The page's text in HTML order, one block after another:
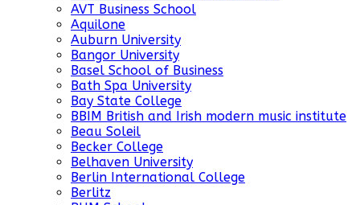
AVT Business School
Aquilone
Auburn University
Bangor University
Basel School of Business
Bath Spa University
Bay State College
BBIM British and Irish modern music institute
Beau Soleil
Becker College
Belhaven University
Berlin International College
Berlitz